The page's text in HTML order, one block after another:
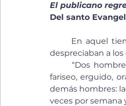
El publicano
Del santo
despreciaban a los
fariseo, erguido,
demás hombres:
veces por semana